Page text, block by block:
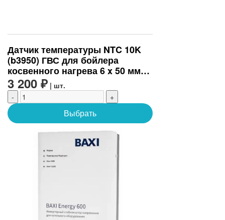
Датчик температуры NTC 10K
(b3950) ГВС для бойлера
косвенного нагрева 6 x 50 мм
кабель PVC 2 метра
(универсальный)
3 200 ₽ | шт.
-
+
Выбрать